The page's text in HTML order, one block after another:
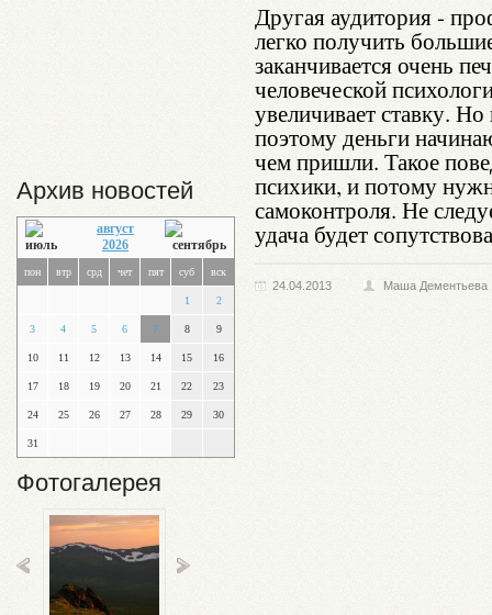
Архив новостей
август
2026
пон втр срд чет пят суб вск
1 2
3 4 5 6 7 8 9
10 11 12 13 14 15 16
17 18 19 20 21 22 23
24 25 26 27 28 29 30
31
Фотогалерея
Другая аудитория -
легко получить
заканчивается очень
человеческой
увеличивает ставку.
поэтому деньги
чем пришли. Такое
психики, и потому
самоконтроля. Не
удача будет
24.04.2013 Маша Дементьева